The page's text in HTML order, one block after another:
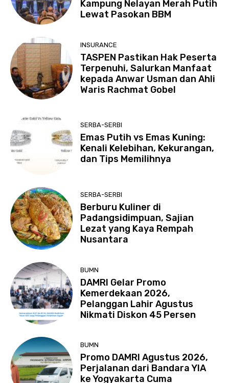
Kampung Nelayan Merah Putih
Lewat Pasokan BBM
INSURANCE
TASPEN Pastikan Hak Peserta
Terpenuhi, Salurkan Manfaat
kepada Anwar Usman dan Ahli
Waris Rachmat Gobel
SERBA-SERBI
Emas Putih vs Emas Kuning:
Kenali Kelebihan, Kekurangan,
dan Tips Memilihnya
SERBA-SERBI
Berburu Kuliner di
Padangsidimpuan, Sajian
Lezat yang Kaya Rempah
Nusantara
BUMN
DAMRI Gelar Promo
Kemerdekaan 2026,
Pelanggan Lahir Agustus
Nikmati Diskon 45 Persen
BUMN
Promo DAMRI Agustus 2026,
Perjalanan dari Bandara YIA
ke Yogyakarta Cuma